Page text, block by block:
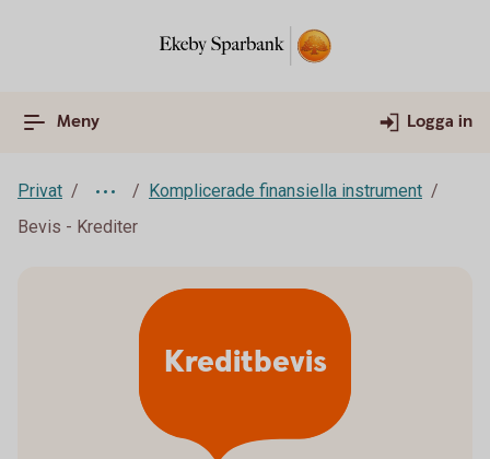
Meny Logga in
Privat
Komplicerade finansiella instrument
Bevis - Krediter
Kreditbevis